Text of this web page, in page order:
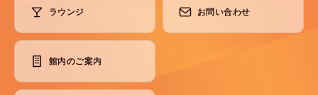
ラウンジ
館内のご案内
お問い合わせ